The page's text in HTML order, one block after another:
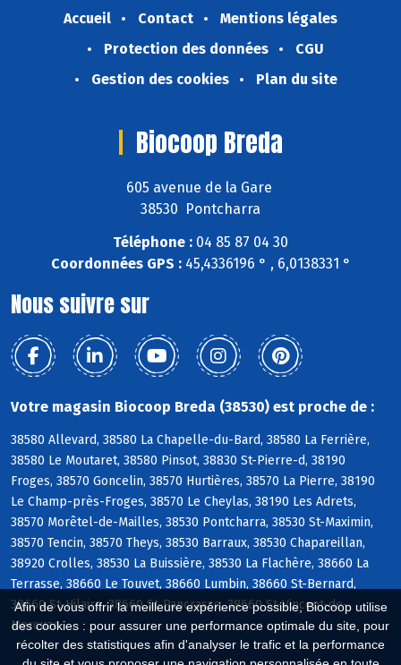
Afin de vous offrir la meilleure expérience possible, Biocoop utilise
des cookies : pour assurer une performance optimale du site, pour
récolter des statistiques afin d'analyser le trafic et la performance
Accueil Contact
Mentions légales
Protection des données
CGU
Gestion des cookies
Plan du site
Biocoop Breda
605 avenue de la Gare
38530 Pontcharra
Téléphone : 04 85 87 04 30
Coordonnées GPS :45,4336196 ° , 6,0138331 °
Nous suivre sur
Votre magasin Biocoop Breda (38530) est proche de :
38580 Allevard, 38580 La Chapelle-du-Bard, 38580 La Ferrière,
38580 Le Moutaret, 38580 Pinsot, 38830 St-Pierre-d, 38190
Froges, 38570 Goncelin, 38570 Hurtières, 38570 La Pierre, 38190
Le Champ-près-Froges, 38570 Le Cheylas, 38190 Les Adrets,
38570 Morêtel-de-Mailles, 38530 Pontcharra, 38530 St-Maximin,
38570 Tencin, 38570 Theys, 38530 Barraux, 38530 Chapareillan,
38920 Crolles, 38530 La Buissière, 38530 La Flachère, 38660 La
Terrasse, 38660 Le Touvet, 38660 Lumbin, 38660 St-Bernard,
38660 St-Hilaire, 38660 St-Pancrasse, 38660 St-Vincent-de-
Mercuze